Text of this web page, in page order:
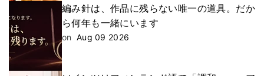
編み針は、作品に残らない唯一の道具。だか
ら何年も一緒にいます
on Aug 09 2026